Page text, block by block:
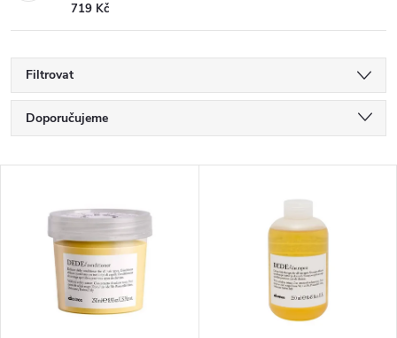
719 Kč
Filtrovat
Ř
a
Doporučujeme
Nejprodávanější
Abecedně